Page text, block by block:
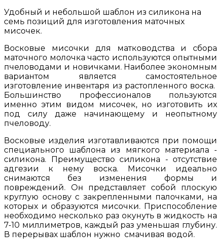
Удобный и небольшой шаблон из силикона на
семь позиций для изготовления маточных
мисочек.
Восковые мисочки для матководства и сбора
маточного молочка часто используются опытными
пчеловодами и новичками. Наиболее экономным
вариантом является самостоятельное
изготовление инвентаря из растопленного воска.
Большинство профессионалов пользуются
именно этим видом мисочек, но изготовить их
под силу даже начинающему и неопытному
пчеловоду.
Восковые изделия изготавливаются при помощи
специального шаблона из мягкого материала -
силикона. Преимущество силикона - отсутствие
адгезии к нему воска. Мисочки идеально
снимаются без изменения формы и
повреждений. Он представляет собой плоскую
круглую основу с закрепленными палочками, на
которых и образуются мисочки. Приспособление
необходимо несколько раз окунуть в жидкость на
7-10 миллиметров, каждый раз уменьшая глубину.
В перерывах шаблон нужно смачивая водой.